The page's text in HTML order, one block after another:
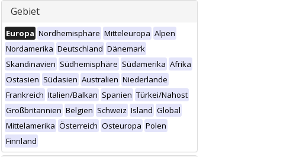
Gebiet
Europa Nordhemisphäre Mitteleuropa Alpen
Nordamerika Deutschland Dänemark
Skandinavien Südhemisphäre Südamerika Afrika
Ostasien Südasien Australien Niederlande
Frankreich Italien/Balkan Spanien Türkei/Nahost
Großbritannien Belgien Schweiz Island Global
Mittelamerika Österreich Osteuropa Polen
Finnland